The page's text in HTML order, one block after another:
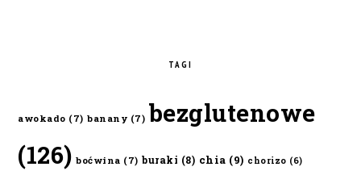
TAGI
awokado (7) banany (7) bezglutenowe
(126) boćwina (7) buraki (8) chia (9) chorizo (6)